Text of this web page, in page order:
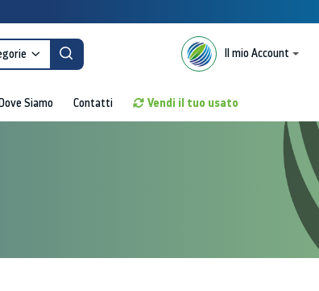
Il mio Account
Siamo Contatti Vendi il tuo usato